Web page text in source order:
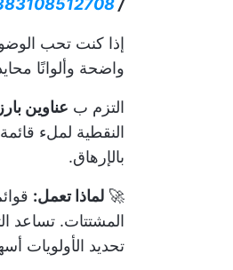
/ href/
إذا كنت تحب
واضحة وألوانًا
التزم ب عناوين
بالإرهاق.
🚀 لماذا تعمل:
المشتتات. تساعد
تحديد الأولويات